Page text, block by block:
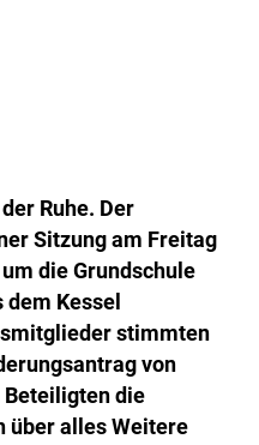
Ruhe. Der
Sitzung am Freitag
die Grundschule
dem Kessel
stimmten
von
Beteiligten die
über alles Weitere